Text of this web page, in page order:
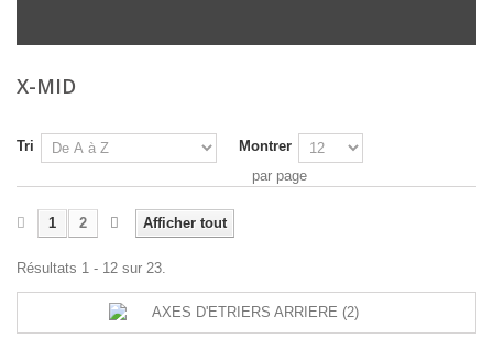
X-MID
Tri
Montrer
par page
Afficher tout
1 2
Résultats 1 - 12 sur 23.